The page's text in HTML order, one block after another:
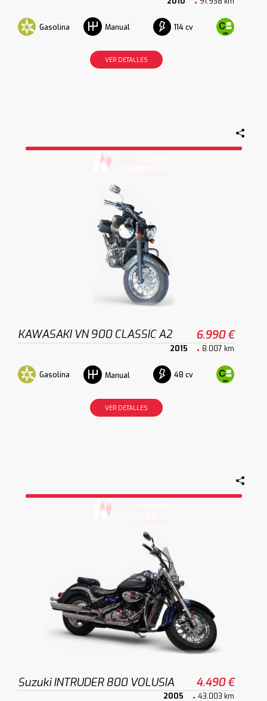
Gasolina Manual 114 cv
VER DETALLES
KAWASAKI VN 900 CLASSIC A2 6.990 €
2015 8.007 km
Gasolina Manual 48 cv
VER DETALLES
Suzuki INTRUDER 800 VOLUSIA 4.490 €
2005 43.003 km